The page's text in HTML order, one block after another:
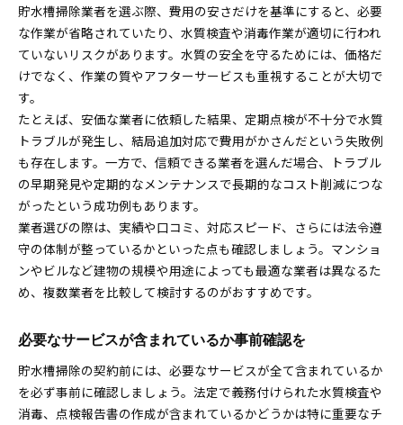
貯水槽掃除業者を選ぶ際、費用の安さだけを基準にすると、必要
な作業が省略されていたり、水質検査や消毒作業が適切に行われ
ていないリスクがあります。水質の安全を守るためには、価格だ
けでなく、作業の質やアフターサービスも重視することが大切で
す。
たとえば、安価な業者に依頼した結果、定期点検が不十分で水質
トラブルが発生し、結局追加対応で費用がかさんだという失敗例
も存在します。一方で、信頼できる業者を選んだ場合、トラブル
の早期発見や定期的なメンテナンスで長期的なコスト削減につな
がったという成功例もあります。
業者選びの際は、実績や口コミ、対応スピード、さらには法令遵
守の体制が整っているかといった点も確認しましょう。マンショ
ンやビルなど建物の規模や用途によっても最適な業者は異なるた
め、複数業者を比較して検討するのがおすすめです。
必要なサービスが含まれているか事前確認を
貯水槽掃除の契約前には、必要なサービスが全て含まれているか
を必ず事前に確認しましょう。法定で義務付けられた水質検査や
消毒、点検報告書の作成が含まれているかどうかは特に重要なチ